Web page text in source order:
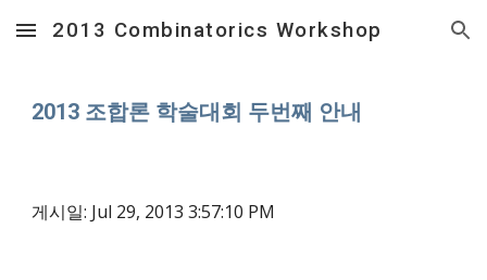
Skip to main content Skip to navigation
2013 Combinatorics Workshop
2013 조합론 학술대회 두번째 안내
게시일: Jul 29, 2013 3:57:10 PM